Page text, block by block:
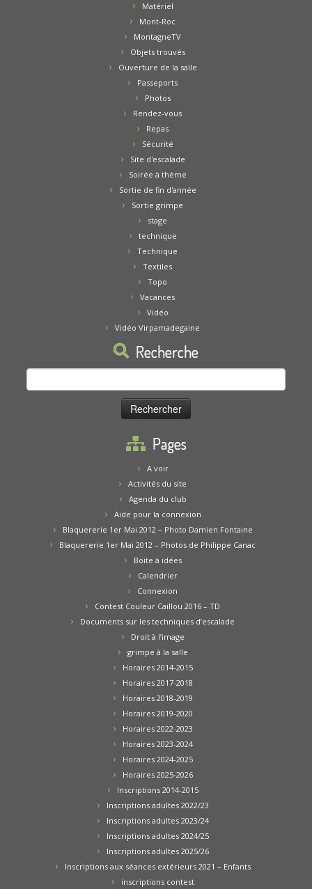
Matériel
Mont-Roc
MontagneTV
Objets trouvés
Ouverture de la salle
Passeports
Photos
Rendez-vous
Repas
Sécurité
Site d'escalade
Soirée à thème
Sortie de fin d'année
Sortie grimpe
stage
technique
Technique
Textiles
Topo
Vacances
Vidéo
Vidéo Virpamadegaine
Recherche
Pages
A voir
Activités du site
Agenda du club
Aide pour la connexion
Blaquererie 1er Mai 2012 – Photo Damien Fontaine
Blaquererie 1er Mai 2012 – Photos de Philippe Canac
Boite à idées
Calendrier
Connexion
Contest Couleur Caillou 2016 – TD
Documents sur les techniques d’escalade
Droit à l’image
grimpe à la salle
Horaires 2014-2015
Horaires 2017-2018
Horaires 2018-2019
Horaires 2019-2020
Horaires 2022-2023
Horaires 2023-2024
Horaires 2024-2025
Horaires 2025-2026
Inscriptions 2014-2015
Inscriptions adultes 2022/23
Inscriptions adultes 2023/24
Inscriptions adultes 2024/25
Inscriptions adultes 2025/26
Inscriptions aux séances extérieurs 2021 – Enfants
inscriptions contest